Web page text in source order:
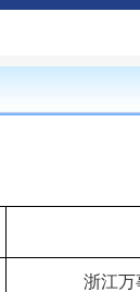
浙江万